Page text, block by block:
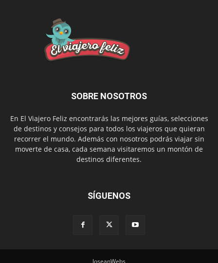
SOBRE NOSOTROS
En El Viajero Feliz encontrarás las mejores guías, selecciones
de destinos y consejos para todos los viajeros que quieran
recorrer el mundo. Además con nosotros podrás viajar sin
moverte de casa, cada semana visitaremos un montón de
destinos diferentes.
SÍGUENOS
JoseanWebs